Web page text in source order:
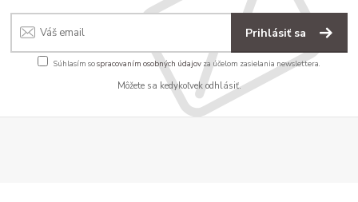
Prihlásiť sa
Súhlasím sospracovaním osobných údajov za účelom zasielania newslettera.
Môžete sa kedykoľvek odhlásiť.